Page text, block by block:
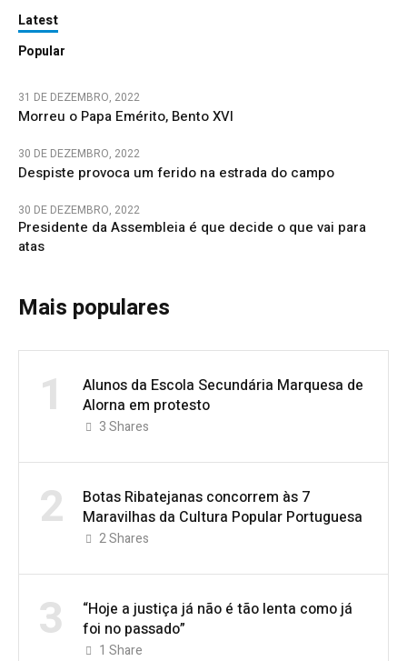
Latest
Popular
31 DE DEZEMBRO, 2022
Morreu o Papa Emérito, Bento XVI
30 DE DEZEMBRO, 2022
Despiste provoca um ferido na estrada do campo
30 DE DEZEMBRO, 2022
Presidente da Assembleia é que decide o que vai para
atas
Mais populares
1
Alunos da Escola Secundária Marquesa de
Alorna em protesto
3Shares
2
Botas Ribatejanas concorrem às 7
Maravilhas da Cultura Popular Portuguesa
2Shares
3
“Hoje a justiça já não é tão lenta como já
foi no passado”
1 Share